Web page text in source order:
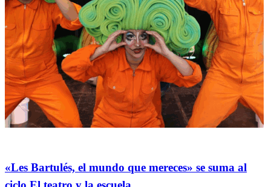
«Les Bartulés, el mundo que mereces» se suma al